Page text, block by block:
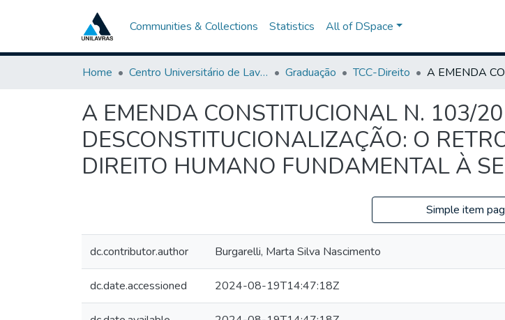
Communities & Collections Statistics All of DSpace
Home Centro Universitário de Lavras-UNILAVRAS Graduação TCC-Direito
A EMENDA CONSTITUCIONAL N. 103/
DESCONSTITUCIONALIZAÇÃO: O
DIREITO HUMANO FUNDAMENTAL À
Simple item
dc.contributor.author Burgarelli, Marta Silva Nascimento
dc.date.accessioned 2024-08-19T14:47:18Z